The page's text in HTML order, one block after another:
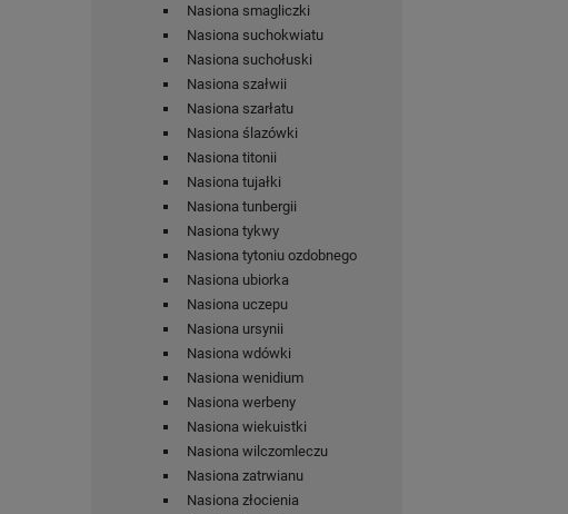
Nasiona smagliczki
Nasiona suchokwiatu
Nasiona suchołuski
Nasiona szałwii
Nasiona szarłatu
Nasiona ślazówki
Nasiona titonii
Nasiona tujałki
Nasiona tunbergii
Nasiona tykwy
Nasiona tytoniu ozdobnego
Nasiona ubiorka
Nasiona uczepu
Nasiona ursynii
Nasiona wdówki
Nasiona wenidium
Nasiona werbeny
Nasiona wiekuistki
Nasiona wilczomleczu
Nasiona zatrwianu
Nasiona złocienia